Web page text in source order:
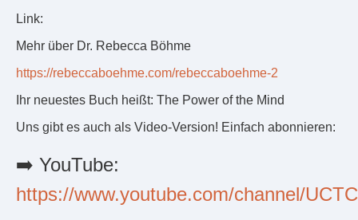
Link:
Mehr über Dr. Rebecca Böhme
https://rebeccaboehme.com/rebeccaboehme-2
Ihr neuestes Buch heißt: The Power of the Mind
Uns gibt es auch als Video-Version! Einfach abonnieren:
➡️ YouTube:
https://www.youtube.com/channel/